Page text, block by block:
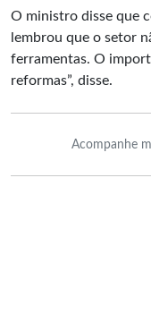
O ministro disse que
lembrou que o setor
ferramentas. O
reformas”, disse.
Acompanhe